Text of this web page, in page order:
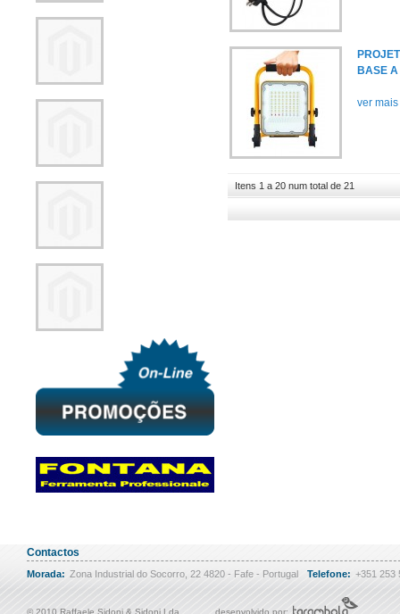
BASE
ver mais
Itens 1 a 20 num total de 21
Contactos
Morada: Zona Industrial do Socorro, 22 4820 - Fafe - Portugal Telefone: +351 253
© 2010 Raffaele Sidoni & Sidoni Lda desenvolvido por: